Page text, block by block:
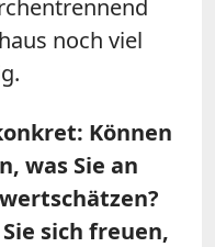
noch viel
Können
was Sie an
sich freuen,